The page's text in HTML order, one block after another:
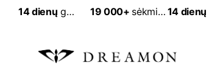
14 dienų grąžinimo galimybė 19 000+ sėkmingai įvykdytų užsakymų 19